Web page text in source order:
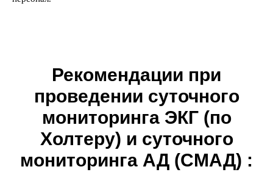
Рекомендации при
проведении суточного
мониторинга ЭКГ (по
Холтеру) и суточного
мониторинга АД (СМАД) :